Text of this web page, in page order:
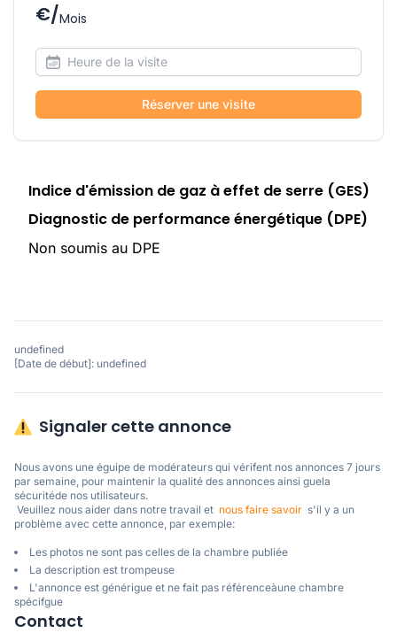
€/Mois
Réserver une visite
Indice d'émission de gaz à effet de serre (GES)
Diagnostic de performance énergétique (DPE)
Non soumis au DPE
undefined
[Date de début]: undefined
Signaler cette annonce
Nous avons une éguipe de modérateurs qui vérifent nos annonces 7 jours
par semaine, pour maintenir la qualité des annonces ainsi guela
sécuritéde nos utilisateurs.
Veuillez nous aider dans notre travail et nous faire savoir
  s'il y a un
problème avec cette annonce, par exemple:
Les photos ne sont pas celles de la chambre publiée
La description est trompeuse
L'annonce est générigue et ne fait pas référenceàune chambre
spécifgue
Contact